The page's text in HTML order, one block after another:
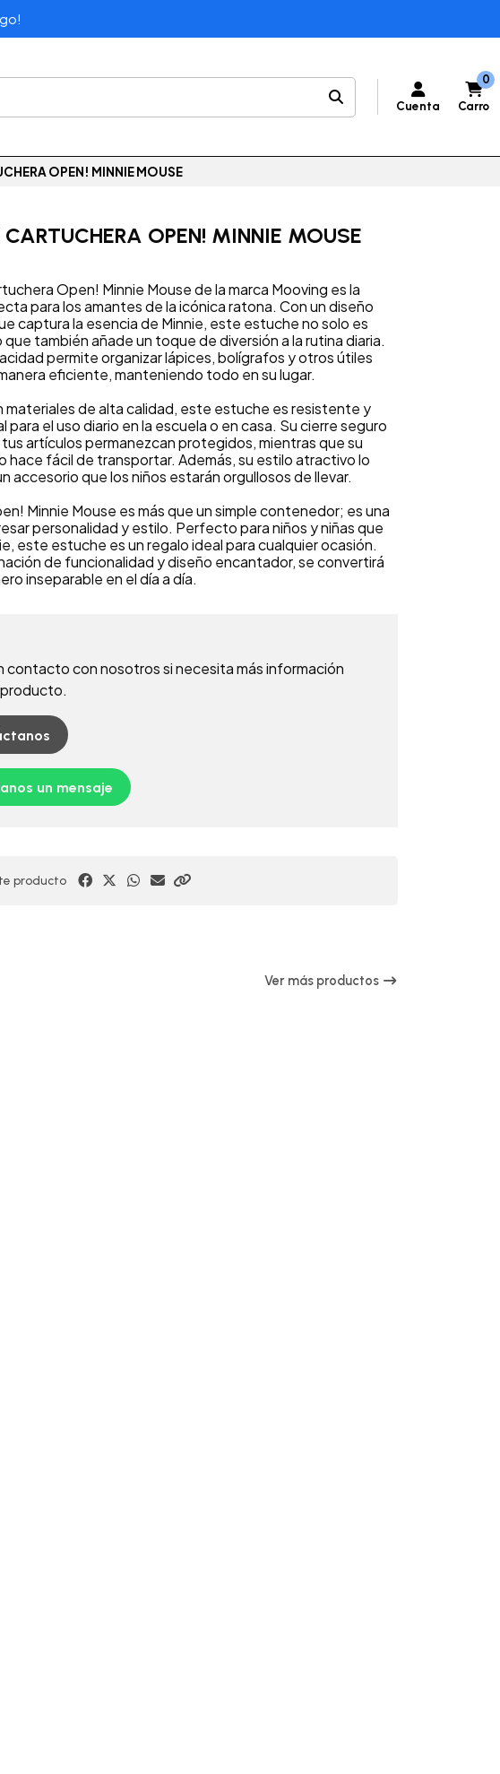
Cuenta
0
Carro
OPEN! MINNIE MOUSE
CARTUCHERA OPEN! MINNIE MOUSE
Open! Minnie Mouse de la marca Mooving es la
para los amantes de la icónica ratona. Con un diseño
captura la esencia de Minnie, este estuche no solo es
que también añade un toque de diversión a la rutina diaria.
permite organizar lápices, bolígrafos y otros útiles
eficiente, manteniendo todo en su lugar.
materiales de alta calidad, este estuche es resistente y
para el uso diario en la escuela o en casa. Su cierre seguro
artículos permanezcan protegidos, mientras que su
hace fácil de transportar. Además, su estilo atractivo lo
accesorio que los niños estarán orgullosos de llevar.
Minnie Mouse es más que un simple contenedor; es una
personalidad y estilo. Perfecto para niños y niñas que
este estuche es un regalo ideal para cualquier ocasión.
de funcionalidad y diseño encantador, se convertirá
inseparable en el día a día.
contacto con nosotros si necesita más información
un mensaje
producto
Ver más productos